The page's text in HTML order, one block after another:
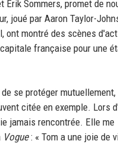
Sommers, promet de
joué par Aaron Taylor-
ont montré des scènes
française pour une
se protéger mutuellement,
citée en exemple. Lors
jamais rencontrée. Elle me
Vogue: « Tom a une joie de